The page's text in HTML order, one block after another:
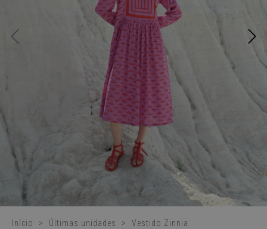
Início > Últimas unidades > Vestido Zinnia